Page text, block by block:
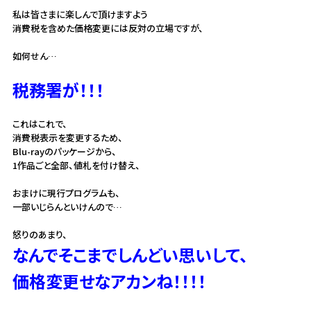
私は皆さまに楽しんで頂けますよう
消費税を含めた価格変更には反対の立場ですが、
如何せん…
税務署が！！！
これはこれで、
消費税表示を変更するため、
Blu-rayのパッケージから、
1作品ごと全部、値札を付け替え、
おまけに現行プログラムも、
一部いじらんといけんので…
怒りのあまり、
なんでそこまでしんどい思いして、
価格変更せなアカンね！！！！